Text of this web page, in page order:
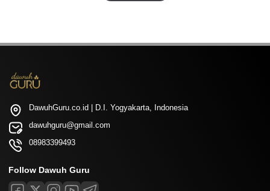
DawuhGuru.co.id | D.I. Yogyakarta, Indonesia
dawuhguru@gmail.com
08983399493
Follow Dawuh Guru